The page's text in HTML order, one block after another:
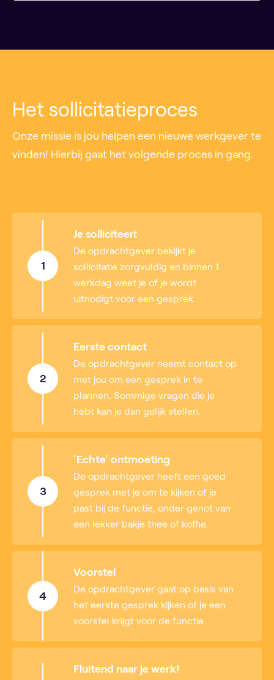
Het sollicitatieproces
Onze missie is jou helpen een nieuwe werkgever te
vinden! Hierbij gaat het volgende proces in gang.
1
Je solliciteert
De opdrachtgever bekijkt je
sollicitatie zorgvuldig en binnen 1
werkdag weet je of je wordt
uitnodigt voor een gesprek.
2
Eerste contact
De opdrachtgever neemt contact op
met jou om een gesprek in te
plannen. Sommige vragen die je
hebt kan je dan gelijk stellen.
3
'Echte' ontmoeting
De opdrachtgever heeft een goed
gesprek met je om te kijken of je
past bij de functie, onder genot van
een lekker bakje thee of koffie.
4
Voorstel
De opdrachtgever gaat op basis van
het eerste gesprek kijken of je een
voorstel krijgt voor de functie.
Fluitend naar je werk!